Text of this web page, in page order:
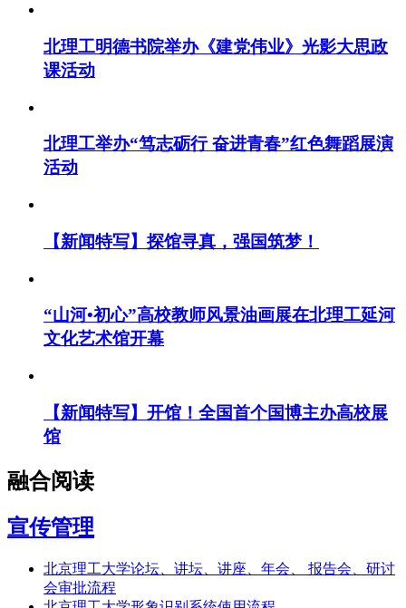
北理工明德书院举办《建党伟业》光影大思政
课活动
北理工举办“笃志砺行 奋进青春”红色舞蹈展演
活动
【新闻特写】探馆寻真，强国筑梦！
“山河•初心”高校教师风景油画展在北理工延河
文化艺术馆开幕
【新闻特写】开馆！全国首个国博主办高校展
馆
融合阅读
宣传管理
北京理工大学论坛、讲坛、讲座、年会、 报告会、研讨
会审批流程